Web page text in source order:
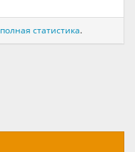
полная статистика.